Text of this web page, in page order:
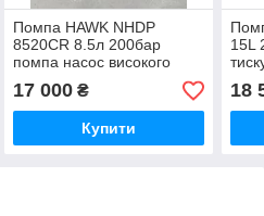
Помпа HAWK NHDP
8520CR 8.5л 200бар
помпа насос високого
тиску
17 000₴
Купити
15L
18